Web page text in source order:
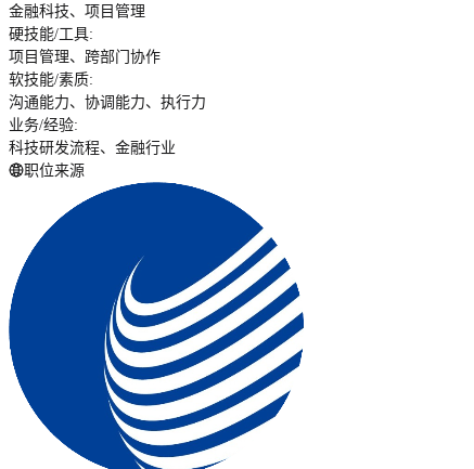
金融科技、项目管理
硬技能/工具:
项目管理、跨部门协作
软技能/素质:
沟通能力、协调能力、执行力
业务/经验:
科技研发流程、金融行业
职位来源